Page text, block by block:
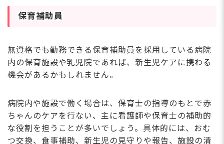
保育補助員
無資格でも勤務できる保育補助員を採用している病院
内の保育施設や乳児院であれば、新生児ケアに携わる
機会があるかもしれません。
病院内や施設で働く場合は、保育士の指導のもとで赤
ちゃんのケアを行ない、主に看護師や保育士の補助的
な役割を担うことが多いでしょう。具体的には、おむ
つ交換、食事補助、新生児の見守りや報告、施設の清